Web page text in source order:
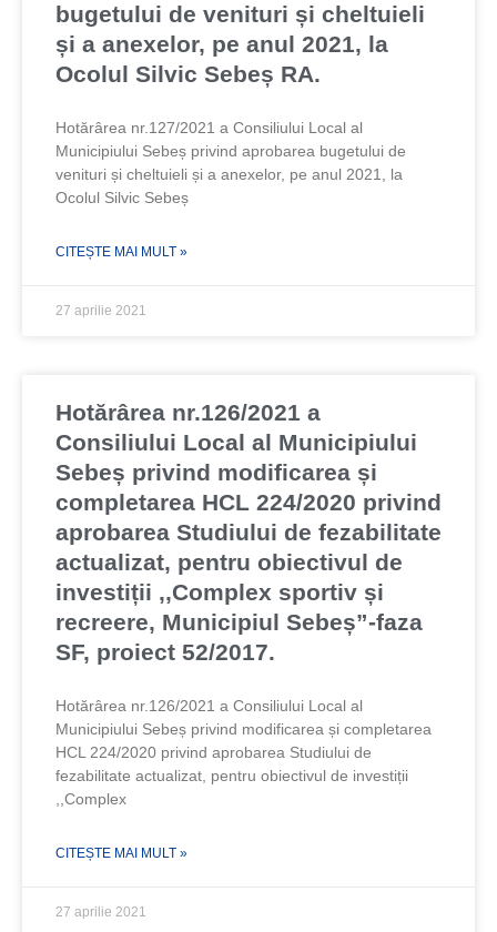
bugetului de venituri și cheltuieli
și a anexelor, pe anul 2021, la
Ocolul Silvic Sebeș RA.
Hotărârea nr.127/2021 a Consiliului Local al
Municipiului Sebeș privind aprobarea bugetului de
venituri și cheltuieli și a anexelor, pe anul 2021, la
Ocolul Silvic Sebeș
CITEȘTE MAI MULT »
27 aprilie 2021
Hotărârea nr.126/2021 a
Consiliului Local al Municipiului
Sebeș privind modificarea și
completarea HCL 224/2020 privind
aprobarea Studiului de fezabilitate
actualizat, pentru obiectivul de
investiții ,,Complex sportiv și
recreere, Municipiul Sebeș”-faza
SF, proiect 52/2017.
Hotărârea nr.126/2021 a Consiliului Local al
Municipiului Sebeș privind modificarea și completarea
HCL 224/2020 privind aprobarea Studiului de
fezabilitate actualizat, pentru obiectivul de investiții
,,Complex
CITEȘTE MAI MULT »
27 aprilie 2021